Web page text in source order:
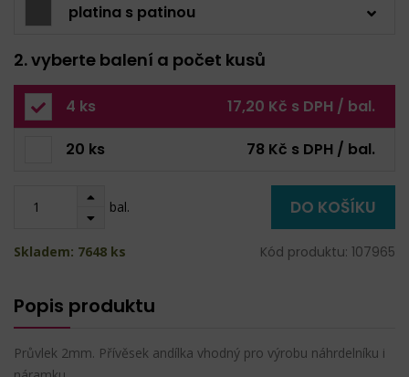
platina s patinou
2. vyberte balení a počet kusů
4 ks 17,20 Kč s DPH / bal.
20 ks 78 Kč s DPH / bal.
bal. DO KOŠÍKU
Skladem: 7648 ks Kód produktu: 107965
Popis produktu
Průvlek 2mm. Přívěsek andílka vhodný pro výrobu náhrdelníku i